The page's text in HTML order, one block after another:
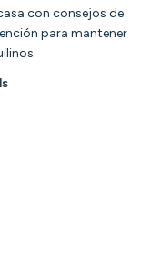
con consejos de
para mantener